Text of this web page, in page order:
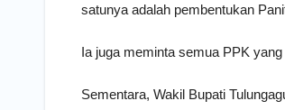
satunya adalah pembentukan
Ia juga meminta semua PPK
Sementara, Wakil Bupati